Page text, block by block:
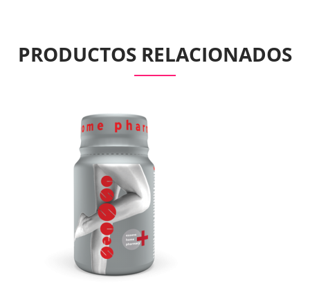
PRODUCTOS RELACIONADOS